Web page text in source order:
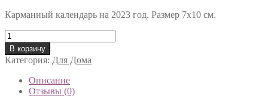
Карманный календарь на 2023 год. Размер 7х10 см.
Количество
товара
Карманный
календарь
2026
В корзину
Категория: Для Дома
Описание
Отзывы (0)